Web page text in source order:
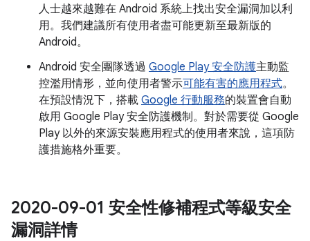
人士越來越難在 Android 系統上找出安全漏洞加以利
用。我們建議所有使用者盡可能更新至最新版的
Android。
Android 安全團隊透過 Google Play 安全防護主動監
控濫用情形，並向使用者警示可能有害的應用程式。
在預設情況下，搭載 Google 行動服務的裝置會自動
啟用 Google Play 安全防護機制。對於需要從 Google
Play 以外的來源安裝應用程式的使用者來說，這項防
護措施格外重要。
2020-09-01 安全性修補程式等級安全
漏洞詳情